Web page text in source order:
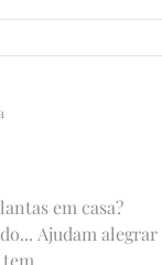
em casa?
Ajudam alegrar